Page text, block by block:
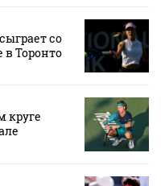
со
Торонто
круге